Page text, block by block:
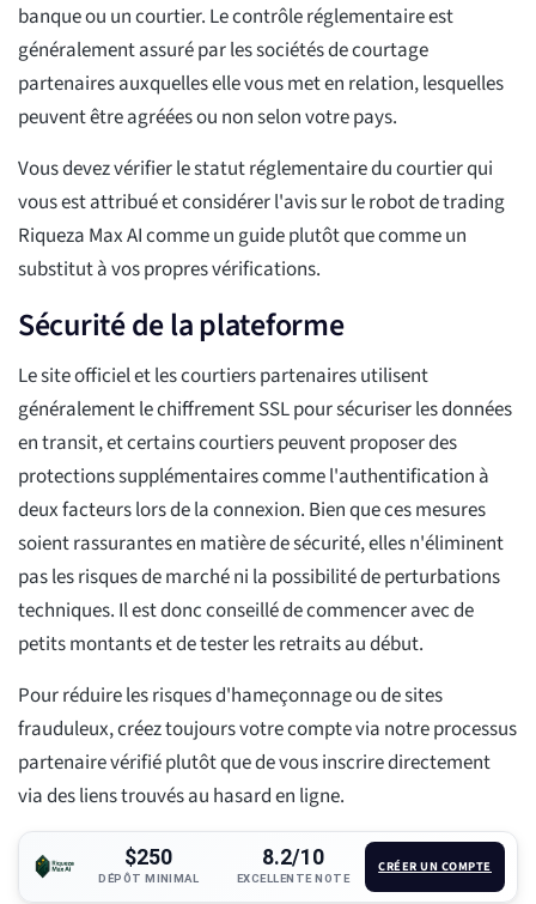
banque ou un courtier. Le contrôle réglementaire est
généralement assuré par les sociétés de courtage
partenaires auxquelles elle vous met en relation, lesquelles
peuvent être agréées ou non selon votre pays.
Vous devez vérifier le statut réglementaire du courtier qui
vous est attribué et considérer l'avis sur le robot de trading
Riqueza Max AI comme un guide plutôt que comme un
substitut à vos propres vérifications.
Sécurité de la plateforme
Le site officiel et les courtiers partenaires utilisent
généralement le chiffrement SSL pour sécuriser les données
en transit, et certains courtiers peuvent proposer des
protections supplémentaires comme l'authentification à
deux facteurs lors de la connexion. Bien que ces mesures
soient rassurantes en matière de sécurité, elles n'éliminent
pas les risques de marché ni la possibilité de perturbations
techniques. Il est donc conseillé de commencer avec de
petits montants et de tester les retraits au début.
Pour réduire les risques d'hameçonnage ou de sites
frauduleux, créez toujours votre compte via notre processus
partenaire vérifié plutôt que de vous inscrire directement
via des liens trouvés au hasard en ligne.
$250
DÉPÔT MINIMAL
8.2/10
EXCELLENTE NOTE
CRÉER UN COMPTE